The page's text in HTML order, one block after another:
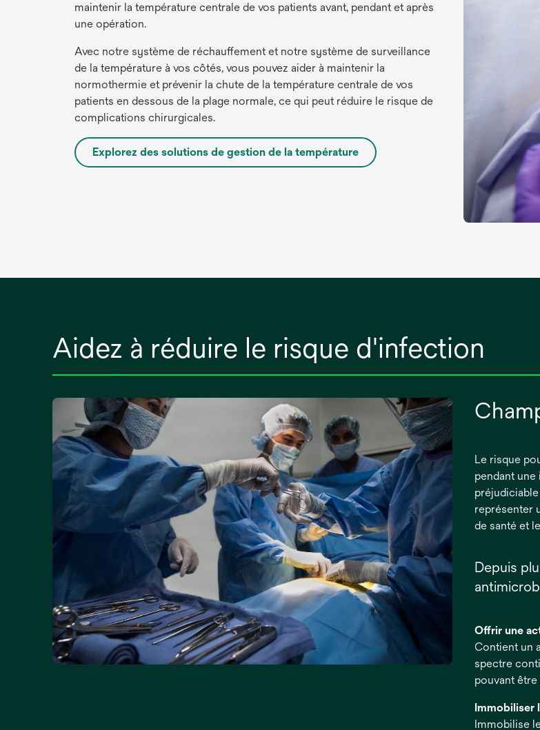
maintenir la température centrale de vos patients avant, pendant et après
une opération.
Avec notre système de réchauffement et notre système de surveillance
de la température à vos côtés, vous pouvez aider à maintenir la
normothermie et prévenir la chute de la température centrale de vos
patients en dessous de la plage normale, ce qui peut réduire le risque de
complications chirurgicales.
Explorez des solutions de gestion de la température
Aidez à réduire le risque d'infection
Le risque
pendant
représenter
de santé et
Depuis
Offrir une
Contient un
spectre
pouvant
Immobiliser
Immobilise